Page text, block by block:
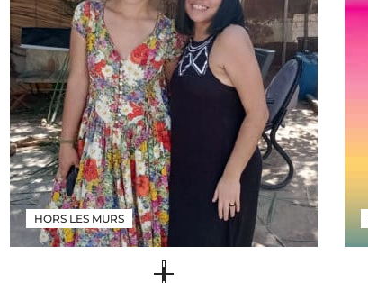
HORS LES MURS